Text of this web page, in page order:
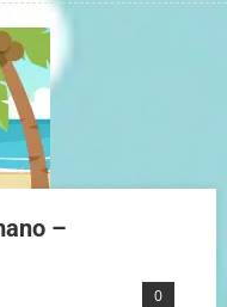
–
0